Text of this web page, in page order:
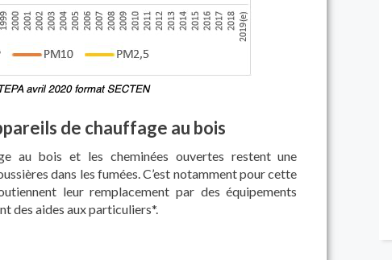
de chauffage au bois
au bois et les cheminées ouvertes restent une
dans les fumées. C’est notamment pour cette
leur remplacement par des équipements
des aides aux particuliers*.